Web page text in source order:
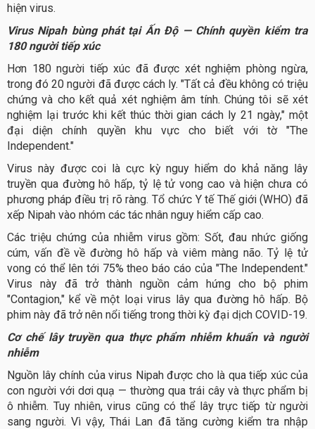
hiện virus.
Virus Nipah bùng phát tại Ấn Độ — Chính quyền kiểm tra
180 người tiếp xúc
Hơn 180 người tiếp xúc đã được xét nghiệm phòng ngừa,
trong đó 20 người đã được cách ly. "Tất cả đều không có triệu
chứng và cho kết quả xét nghiệm âm tính. Chúng tôi sẽ xét
nghiệm lại trước khi kết thúc thời gian cách ly 21 ngày," một
đại diện chính quyền khu vực cho biết với tờ "The
Independent."
Virus này được coi là cực kỳ nguy hiểm do khả năng lây
truyền qua đường hô hấp, tỷ lệ tử vong cao và hiện chưa có
phương pháp điều trị rõ ràng. Tổ chức Y tế Thế giới (WHO) đã
xếp Nipah vào nhóm các tác nhân nguy hiểm cấp cao.
Các triệu chứng của nhiễm virus gồm: Sốt, đau nhức giống
cúm, vấn đề về đường hô hấp và viêm màng não. Tỷ lệ tử
vong có thể lên tới 75% theo báo cáo của "The Independent."
Virus này đã trở thành nguồn cảm hứng cho bộ phim
"Contagion," kể về một loại virus lây qua đường hô hấp. Bộ
phim này đã trở nên nổi tiếng trong thời kỳ đại dịch COVID-19.
Cơ chế lây truyền qua thực phẩm nhiễm khuẩn và người
nhiễm
Nguồn lây chính của virus Nipah được cho là qua tiếp xúc của
con người với dơi quạ — thường qua trái cây và thực phẩm bị
ô nhiễm. Tuy nhiên, virus cũng có thể lây trực tiếp từ người
sang người. Vì vậy, Thái Lan đã tăng cường kiểm tra nhập